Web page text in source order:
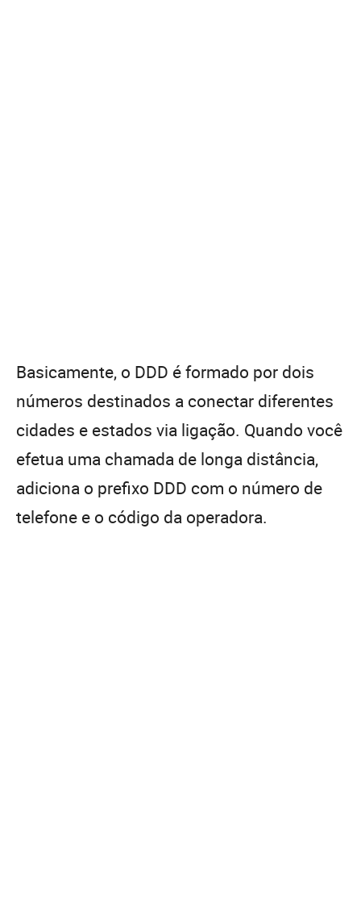
Basicamente, o DDD é formado por dois
números destinados a conectar diferentes
cidades e estados via ligação. Quando você
efetua uma chamada de longa distância,
adiciona o prefixo DDD com o número de
telefone e o código da operadora.